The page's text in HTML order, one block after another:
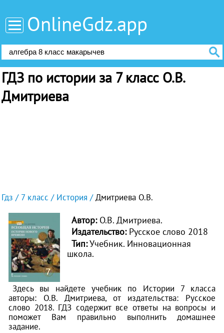
OnlineGdz.app
ГДЗ по истории за 7 класс О.В.
Дмитриева
Гдз 7 класс История Дмитриева О.В.
Автор: О.В. Дмитриева.
Издательство: Русское слово 2018
Тип:Учебник. Инновационная
школа.
Здесь вы найдете учебник по Истории 7 класса
авторы: О.В. Дмитриева, от издательства: Русское
слово 2018. ГДЗ содержит все ответы на вопросы и
поможет Вам правильно выполнить домашнее
задание.